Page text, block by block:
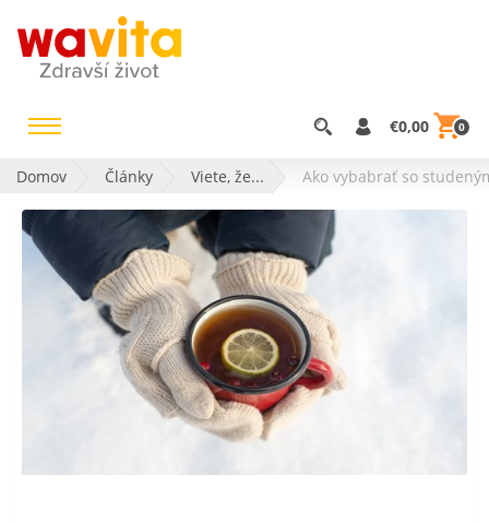
€0,00 0
Domov Články Viete, že... Ako vybabrať so